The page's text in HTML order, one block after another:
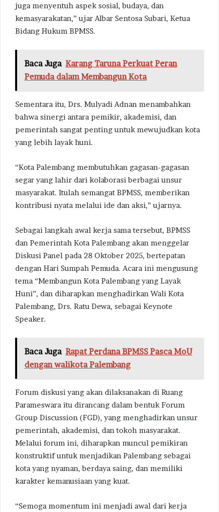
juga menyentuh aspek sosial, budaya, dan
kemasyarakatan,” ujar Albar Sentosa Subari, Ketua
Bidang Hukum BPMSS.
Baca Juga Karang Taruna Perkuat Peran
Pemuda dalam Membangun Kota
Sementara itu, Drs. Mulyadi Adnan menambahkan
bahwa sinergi antara pemikir, akademisi, dan
pemerintah sangat penting untuk mewujudkan kota
yang lebih layak huni.
“Kota Palembang membutuhkan gagasan-gagasan
segar yang lahir dari kolaborasi berbagai unsur
masyarakat. Itulah semangat BPMSS, memberikan
kontribusi nyata melalui ide dan aksi,” ujarnya.
Sebagai langkah awal kerja sama tersebut, BPMSS
dan Pemerintah Kota Palembang akan menggelar
Diskusi Panel pada 28 Oktober 2025, bertepatan
dengan Hari Sumpah Pemuda. Acara ini mengusung
tema “Membangun Kota Palembang yang Layak
Huni”, dan diharapkan menghadirkan Wali Kota
Palembang, Drs. Ratu Dewa, sebagai Keynote
Speaker.
Baca Juga Rapat Perdana BPMSS Pasca MoU
dengan walikota Palembang
Forum diskusi yang akan dilaksanakan di Ruang
Parameswara itu dirancang dalam bentuk Forum
Group Discussion (FGD), yang menghadirkan unsur
pemerintah, akademisi, dan tokoh masyarakat.
Melalui forum ini, diharapkan muncul pemikiran
konstruktif untuk menjadikan Palembang sebagai
kota yang nyaman, berdaya saing, dan memiliki
karakter kemanusiaan yang kuat.
“Semoga momentum ini menjadi awal dari kerja